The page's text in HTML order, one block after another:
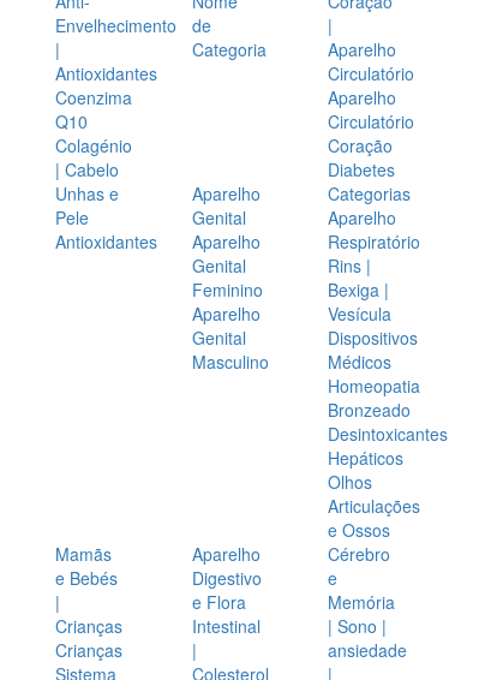
Envelhecimento
|
Antioxidantes
Coenzima
Q10
Colagénio
| Cabelo
Unhas e
Pele
Antioxidantes
de
Categoria
|
Aparelho
Circulatório
Aparelho
Circulatório
Coração
Diabetes
Aparelho
Genital
Aparelho
Genital
Feminino
Aparelho
Genital
Masculino
Categorias
Aparelho
Respiratório
Rins |
Bexiga |
Vesícula
Dispositivos
Médicos
Homeopatia
Bronzeado
Desintoxicantes
Hepáticos
Olhos
Articulações
e Ossos
Mamãs
e Bebés
|
Crianças
Crianças
Sistema
Aparelho
Digestivo
e Flora
Intestinal
|
Colesterol
Cérebro
e
Memória
| Sono |
ansiedade
|